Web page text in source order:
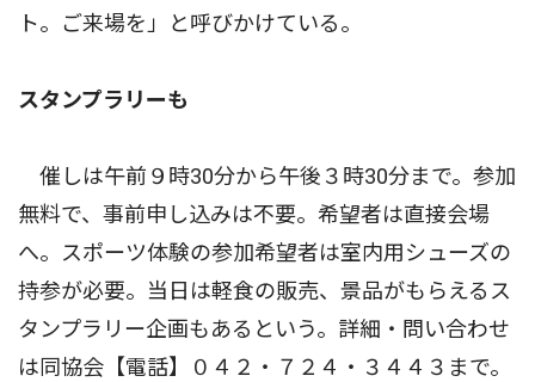
ト。ご来場を」と呼びかけている。
スタンプラリーも
催しは午前９時30分から午後３時30分まで。参加
無料で、事前申し込みは不要。希望者は直接会場
へ。スポーツ体験の参加希望者は室内用シューズの
持参が必要。当日は軽食の販売、景品がもらえるス
タンプラリー企画もあるという。詳細・問い合わせ
は同協会【電話】０４２・７２４・３４４３まで。